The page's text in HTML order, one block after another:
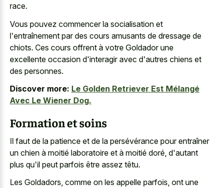
race.
Vous pouvez commencer la socialisation et
l'entraînement par des cours amusants de dressage de
chiots. Ces cours offrent à votre Goldador une
excellente occasion d'interagir avec d'autres chiens et
des personnes.
Discover more: Le Golden Retriever Est Mélangé
Avec Le Wiener Dog.
Formation et soins
Il faut de la patience et de la persévérance pour entraîner
un chien à moitié laboratoire et à moitié doré, d'autant
plus qu'il peut parfois être assez têtu.
Les Goldadors, comme on les appelle parfois, ont une